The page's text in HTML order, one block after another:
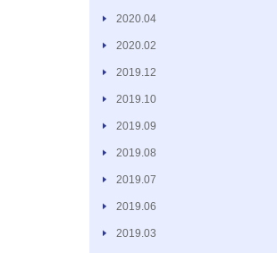
2020.04
2020.02
2019.12
2019.10
2019.09
2019.08
2019.07
2019.06
2019.03